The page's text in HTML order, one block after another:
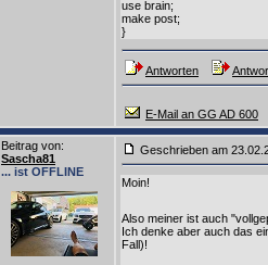
use brain;
make post;
}
Antworten
E-Mail an GG AD 600
Beitrag von:
Sascha81
... ist OFFLINE
Geschrieben am
Moin!
Also meiner ist auch
Ich denke aber auch das
Fall)!